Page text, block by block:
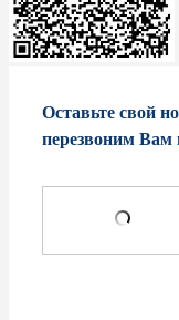
Оставьте свой
перезвоним